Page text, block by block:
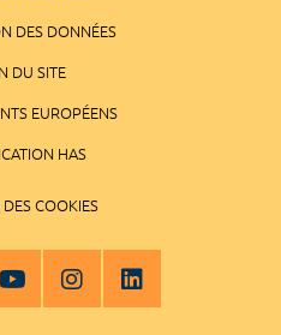
DES DONNÉES
DU SITE
EUROPÉENS
HAS
COOKIES